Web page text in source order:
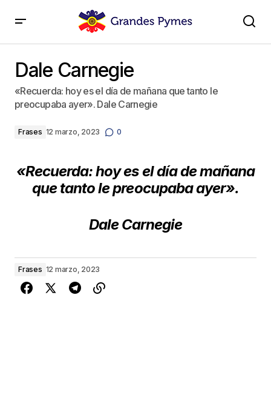
Dale Carnegie
«Recuerda: hoy es el día de mañana que tanto le
preocupaba ayer». Dale Carnegie
Frases 12 marzo, 2023 0
«Recuerda:hoy es el día de mañana
que tanto le preocupaba ayer».
Dale Carnegie
Frases 12 marzo, 2023